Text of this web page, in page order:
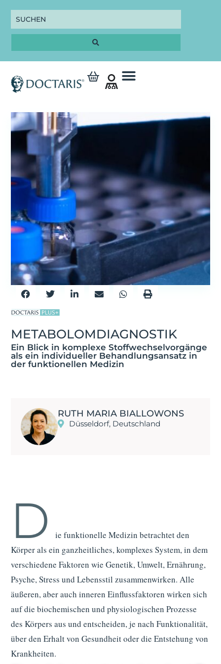
METABOLOM­DIAGNOSTIK
Ein Blick in komplexe Stoffwechselvorgänge
als ein individueller Behandlungsansatz in
der funktionellen Medizin
RUTH MARIA BIALLOWONS
Düsseldorf, Deutschland
D
ie funktionelle Medizin betrachtet den
Körper als ein ganzheitliches, komplexes System, in dem
verschiedene Faktoren wie Genetik, Umwelt, Ernährung,
Psyche, Stress und Lebensstil zusammenwirken. Alle
äußeren, aber auch inneren Einflussfaktoren wirken sich
auf die biochemischen und physiologischen Prozesse
des Körpers aus und entscheiden, je nach Funktionalität,
über den Erhalt von Gesundheit oder die Entstehung von
Krankheiten.